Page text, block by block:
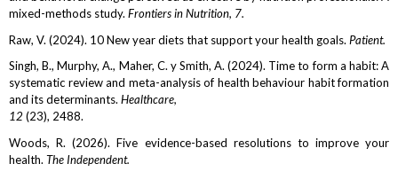
mixed-methods study. Frontiers in Nutrition, 7.
Raw, V. (2024). 10 New year diets that support your health goals. Patient.
Singh, B., Murphy, A., Maher, C. y Smith, A. (2024). Time to form a habit: A
systematic review and meta-analysis of health behaviour habit formation
and its determinants. Healthcare,
12(23), 2488.
Woods, R. (2026). Five evidence-based resolutions to improve your
health. The Independent.